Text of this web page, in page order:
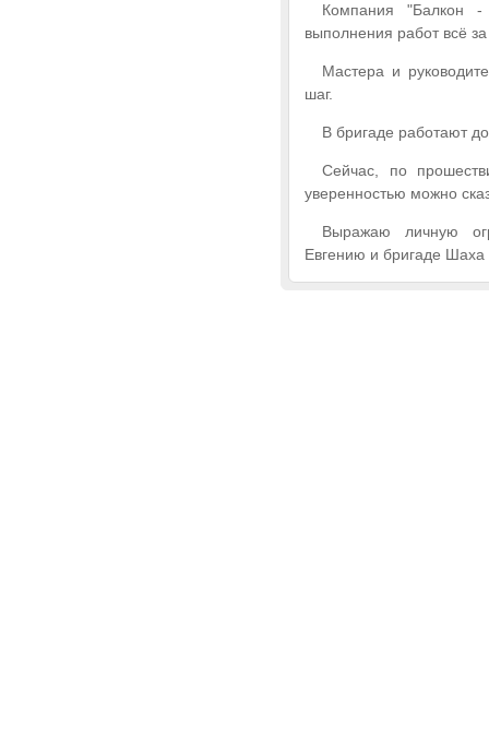
Компания "Балкон
выполнения работ всё
Мастера и
шаг.
В бригаде работают
Сейчас, по
уверенностью можно
Выражаю личную
Евгению и бригаде